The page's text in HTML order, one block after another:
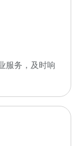
服务，及时响